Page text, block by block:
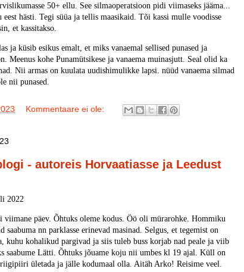
50+ ellu. See silmaoperatsioon pidi viimaseks jääma...
hästi. Tegi süüa ja tellis maasikaid. Tõi kassi mulle voodisse
et kassitakso.
ja küsib esikus emalt, et miks vanaemal sellised punased ja
Meenus kohe Punamütsikese ja vanaema muinasjutt. Seal olid ka
Nii armas on kuulata uudishimulikke lapsi. nüüd vanaema silmad
nii punased.
Kommentaare ei ole:
- autoreis Horvaatiasse ja Leedust
2022
viimane päev. Õhtuks oleme kodus. Öö oli mürarohke. Hommiku
saabuma nn parklasse erinevad masinad. Selgus, et tegemist on
kuhu kohalikud pargivad ja siis tuleb buss korjab nad peale ja viib
saabume Lätti. Õhtuks jõuame koju nii umbes kl 19 ajal. Küll on
ületada ja jälle kodumaal olla. Aitäh Arko! Reisime veel.